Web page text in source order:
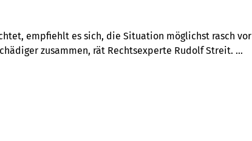
empfiehlt es sich, die Situation möglichst rasch vor
zusammen, rät Rechtsexperte Rudolf Streit.